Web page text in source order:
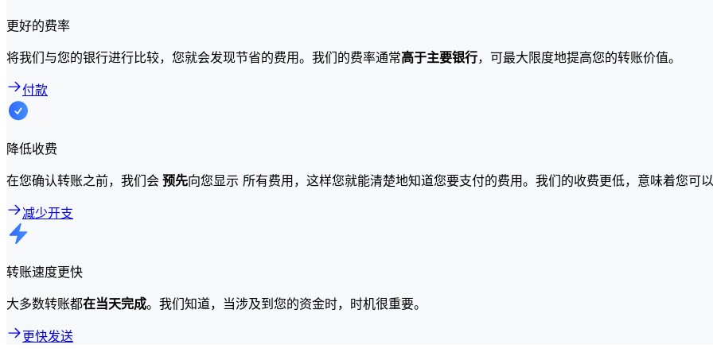
更好的费率
将我们与您的银行进行比较，您就会发现节省的费用。我们的费率通常高于主要银行，可最大限度地提高您的转账价值。
付款
降低收费
在您确认转账之前，我们会 预先向您显示 所有费用，这样您就能清楚地知道您要支付的费用。我们的收费更低，意味着您可以
减少开支
转账速度更快
大多数转账都在当天完成。我们知道，当涉及到您的资金时，时机很重要。
更快发送